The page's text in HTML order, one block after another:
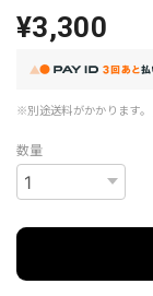
¥3,300
※別途送料がかかります。
数量